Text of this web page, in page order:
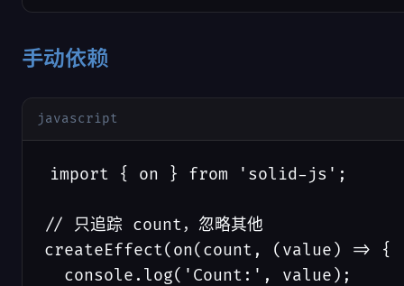
手动依赖
javascript
import { on } from 'solid-js';
// 只追踪 count，忽略其他
createEffect(on(count, (value) => {
  console.log('Count:', value);